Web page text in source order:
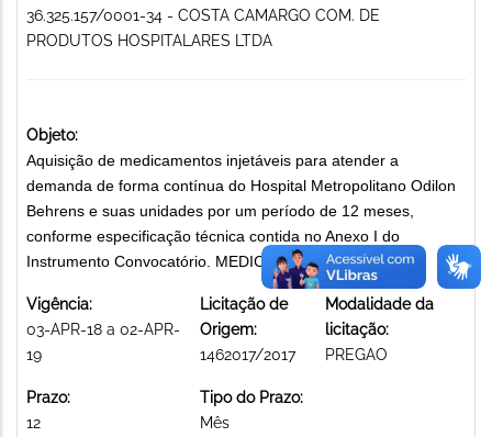
36.325.157/0001-34 - COSTA CAMARGO COM. DE
PRODUTOS HOSPITALARES LTDA
Objeto:
Aquisição de medicamentos injetáveis para atender a
demanda de forma contínua do Hospital Metropolitano Odilon
Behrens e suas unidades por um período de 12 meses,
conforme especificação técnica contida no Anexo I do
Instrumento Convocatório. MEDICAMENTOS
Vigência:
03-APR-18 a 02-APR-
19
Licitação de
Origem:
1462017/2017
Modalidade da
licitação:
PREGAO
Prazo:
12
Tipo do Prazo:
Mês